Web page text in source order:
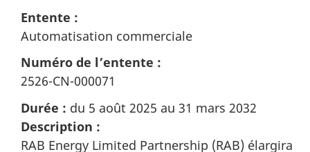
Entente :
Automatisation commerciale
Numéro de l’entente :
2526-CN-000071
Durée : du 5 août 2025 au 31 mars 2032
Description :
RAB Energy Limited Partnership (RAB) élargira